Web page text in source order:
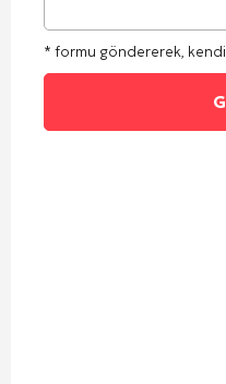
* formu göndererek, kendi